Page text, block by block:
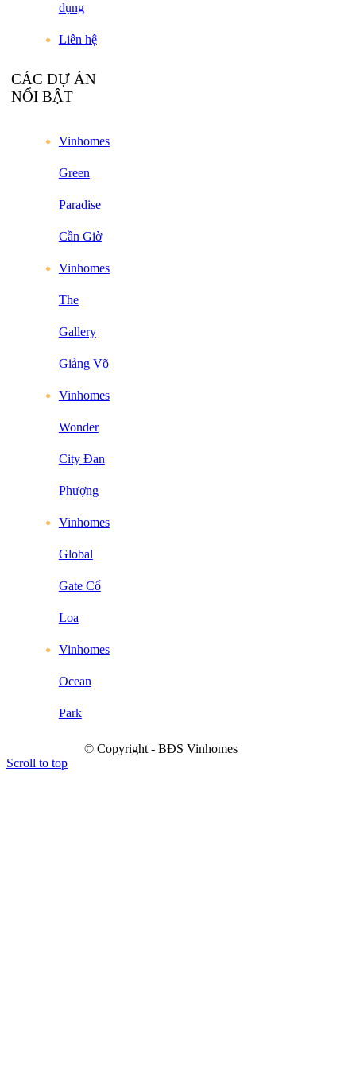
dụng
Liên hệ
CÁC DỰ ÁN
NỔI BẬT
Vinhomes
Green
Paradise
Cần Giờ
Vinhomes
The
Gallery
Giảng Võ
Vinhomes
Wonder
City Đan
Phượng
Vinhomes
Global
Gate Cổ
Loa
Vinhomes
Ocean
Park
© Copyright - BĐS Vinhomes
Scroll to top